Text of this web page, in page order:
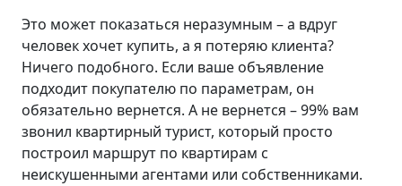
Это может показаться неразумным – а вдруг
человек хочет купить, а я потеряю клиента?
Ничего подобного. Если ваше объявление
подходит покупателю по параметрам, он
обязательно вернется. А не вернется – 99% вам
звонил квартирный турист, который просто
построил маршрут по квартирам с
неискушенными агентами или собственниками.